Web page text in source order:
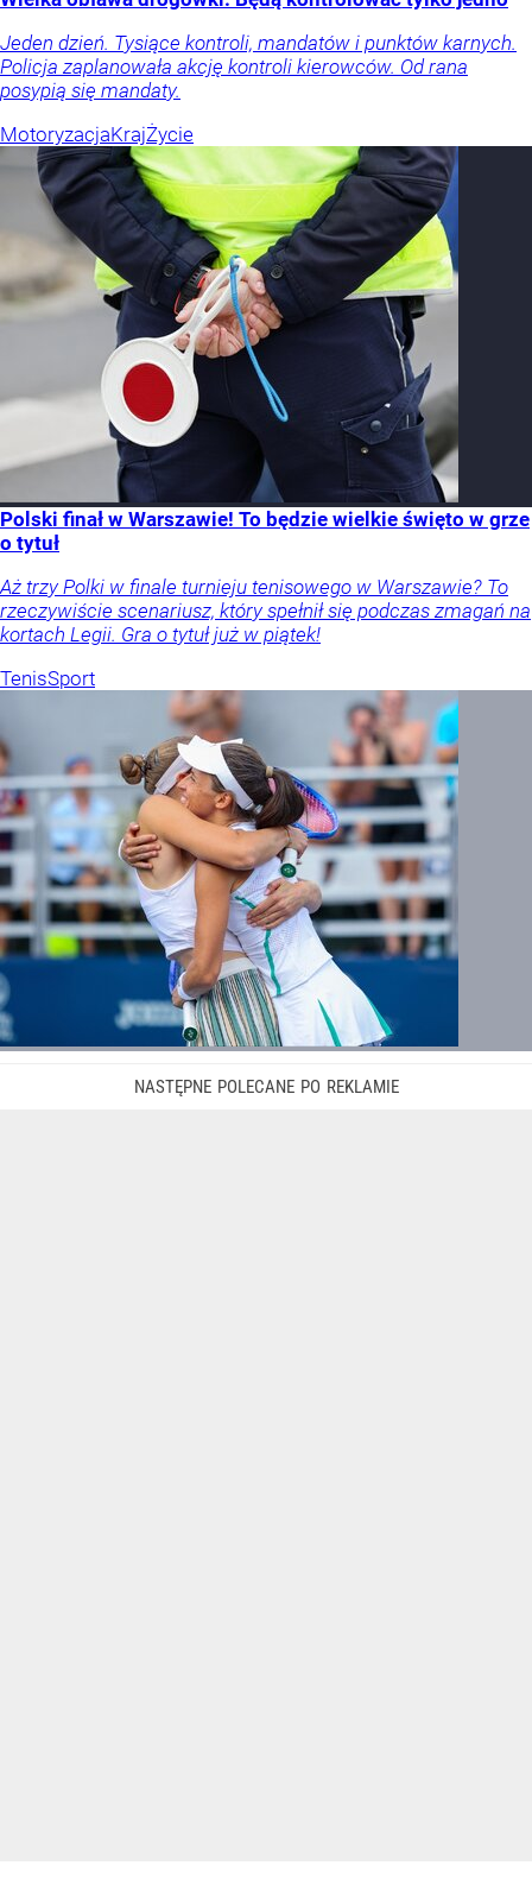
Jeden dzień. Tysiące kontroli, mandatów i punktów karnych.
Policja zaplanowała akcję kontroli kierowców. Od rana
posypią się mandaty.
MotoryzacjaKrajŻycie
Polski finał w Warszawie! To będzie wielkie święto w grze
o tytuł
Aż trzy Polki w finale turnieju tenisowego w Warszawie? To
rzeczywiście scenariusz, który spełnił się podczas zmagań na
kortach Legii. Gra o tytuł już w piątek!
TenisSport